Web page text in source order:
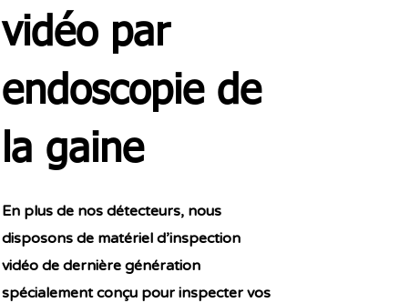
vidéo par
endoscopie de
la gaine
En plus de nos détecteurs, nous
disposons de matériel d’inspection
vidéo de dernière génération
spécialement conçu pour inspecter vos